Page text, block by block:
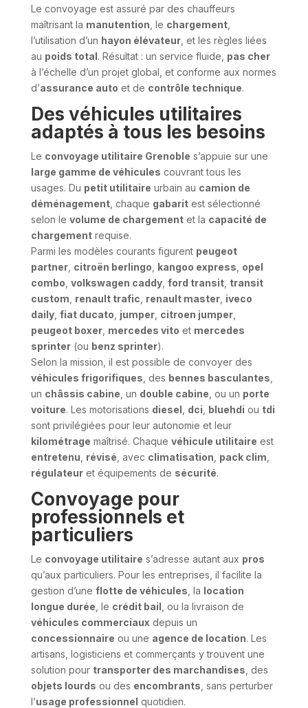
Le convoyage est assuré par des chauffeurs
maîtrisant la manutention , le chargement,
l’utilisation d’un hayon élévateur, et les règles liées
au poids total. Résultat : un service fluide, pas cher
à l’échelle d’un projet global, et conforme aux normes
d’assurance auto et de contrôle technique.
Des véhicules utilitaires
adaptés à tous les besoins
Le convoyage utilitaire Grenoble s’appuie sur une
large gamme de véhicules couvrant tous les
usages. Du petit utilitaire urbain au camion de
déménagement, chaque gabaritest sélectionné
selon le volume de chargementet la capacité de
chargementrequise.
Parmi les modèles courants figurent peugeot
partner, citroën berlingo kangoo express opel
combo volkswagen caddy, ford transit, transit
custom renault trafic renault master, iveco
daily, fiat ducato jumper, citroen jumper,
peugeot boxer, mercedes vito et mercedes
sprinter(ou benz sprinter).
Selon la mission, il est possible de convoyer des
véhicules frigorifiques , des bennes basculantes
un châssis cabine , un double cabine , ou un porte
voiture. Les motorisations diesel dci bluehdi ou tdi
sont privilégiées pour leur autonomie et leur
kilométrage maîtrisé. Chaque véhicule utilitaire est
entretenu révisé , avec climatisation pack clim
régulateuret équipements de sécurité.
Convoyage pour
professionnels et
particuliers
Le convoyage utilitaire s’adresse autant aux pros
qu’aux particuliers. Pour les entreprises, il facilite la
gestion d’une flotte de véhicules , la location
longue durée , le crédit bail , ou la livraison de
véhicules commerciaux depuis un
concessionnaire ou une agence de location. Les
artisans, logisticiens et commerçants y trouvent une
solution pour transporter des marchandises , des
objets lourds ou des encombrants , sans perturber
l’usage professionnel quotidien.